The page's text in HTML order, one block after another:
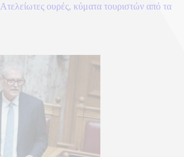
ουρές, κύματα τουριστών από τα